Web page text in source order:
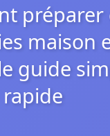
préparer
maison
guide
rapide